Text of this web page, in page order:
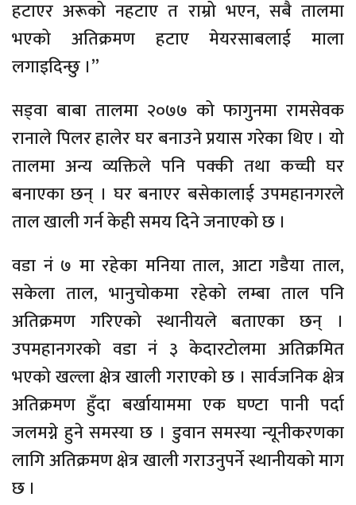
हटाएर अरूको नहटाए त राम्रो भएन, सबै तालमा
भएको अतिक्रमण हटाए मेयरसाबलाई माला
लगाइदिन्छु ।”
सड्वा बाबा तालमा २०७७ को फागुनमा रामसेवक
रानाले पिलर हालेर घर बनाउने प्रयास गरेका थिए । यो
तालमा अन्य व्यक्तिले पनि पक्की तथा कच्ची घर
बनाएका छन् । घर बनाएर बसेकालाई उपमहानगरले
ताल खाली गर्न केही समय दिने जनाएको छ ।
वडा नं ७ मा रहेका मनिया ताल, आटा गडैया ताल,
सकेला ताल, भानुचोकमा रहेको लम्बा ताल पनि
अतिक्रमण गरिएको स्थानीयले बताएका छन् ।
उपमहानगरको वडा नं ३ केदारटोलमा अतिक्रमित
भएको खल्ला क्षेत्र खाली गराएको छ । सार्वजनिक क्षेत्र
अतिक्रमण हुँदा बर्खायाममा एक घण्टा पानी पर्दा
जलमग्ने हुने समस्या छ । डुवान समस्या न्यूनीकरणका
लागि अतिक्रमण क्षेत्र खाली गराउनुपर्ने स्थानीयको माग
छ ।